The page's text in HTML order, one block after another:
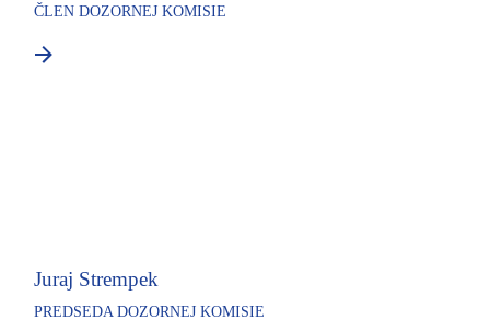
ČLEN DOZORNEJ KOMISIE
Juraj Strempek
PREDSEDA DOZORNEJ KOMISIE